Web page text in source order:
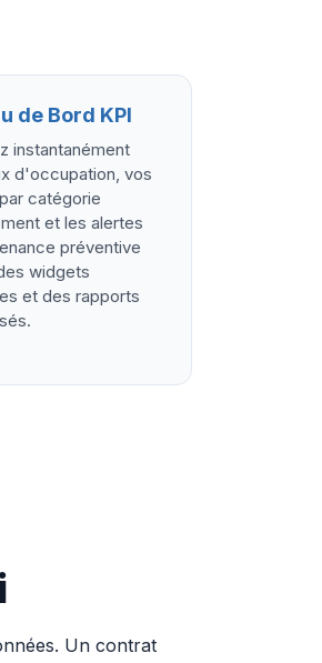
de Bord KPI
instantanément
d'occupation, vos
catégorie
et les alertes
préventive
widgets
et des rapports
Un contrat